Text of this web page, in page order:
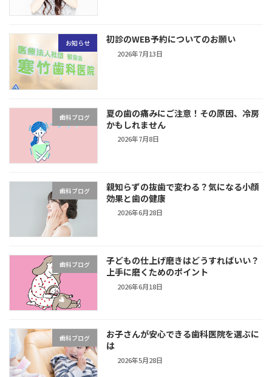
お知らせ 初診のWEB予約についてのお願い
2026年7月13日
歯科ブログ
夏の歯の痛みにご注意！その原因、冷房
かもしれません
2026年7月8日
歯科ブログ
親知らずの抜歯で変わる？気になる小顔
効果と歯の健康
2026年6月28日
歯科ブログ
子どもの仕上げ磨きはどうすればいい？
上手に磨くためのポイント
2026年6月18日
歯科ブログ
お子さんが安心できる歯科医院を選ぶに
は
2026年5月28日